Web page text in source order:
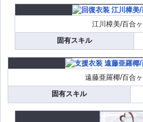
江川樟美/百合
固有スキル
遠藤亜羅椰/百合
固有スキル